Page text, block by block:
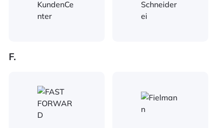
F.